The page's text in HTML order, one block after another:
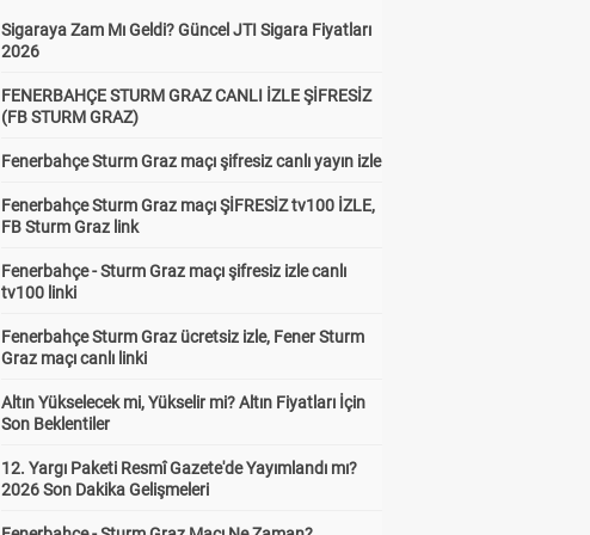
Sigaraya Zam Mı Geldi? Güncel JTI Sigara Fiyatları
2026
FENERBAHÇE STURM GRAZ CANLI İZLE ŞİFRESİZ
(FB STURM GRAZ)
Fenerbahçe Sturm Graz maçı şifresiz canlı yayın izle
Fenerbahçe Sturm Graz maçı ŞİFRESİZ tv100 İZLE,
FB Sturm Graz link
Fenerbahçe - Sturm Graz maçı şifresiz izle canlı
tv100 linki
Fenerbahçe Sturm Graz ücretsiz izle, Fener Sturm
Graz maçı canlı linki
Altın Yükselecek mi, Yükselir mi? Altın Fiyatları İçin
Son Beklentiler
12. Yargı Paketi Resmî Gazete'de Yayımlandı mı?
2026 Son Dakika Gelişmeleri